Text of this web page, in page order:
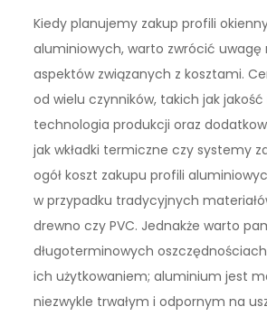
Kiedy planujemy zakup profili
aluminiowych, warto zwrócić uwagę
aspektów związanych z kosztami.
od wielu czynników, takich jak jakość
technologia produkcji oraz
jak wkładki termiczne czy systemy
ogół koszt zakupu profili
w przypadku tradycyjnych
drewno czy PVC. Jednakże warto
długoterminowych
ich użytkowaniem; aluminium jest
niezwykle trwałym i odpornym na